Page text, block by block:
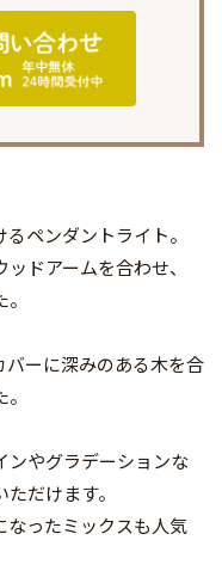
ペンダントライト。
ドアームを合わせ、
バーに深みのある木を合
ンやグラデーションな
だけます。
なったミックスも人気